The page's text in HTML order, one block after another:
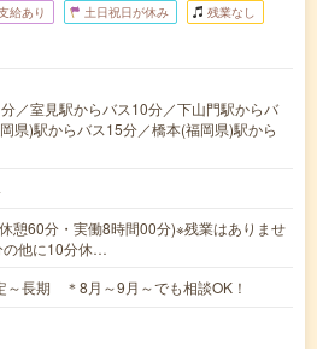
給あり 土日祝日が休み 残業なし
／室見駅からバス10分／下山門駅からバ
県)駅からバス15分／橋本(福岡県)駅から
憩60分・実働8時間00分)※残業はありませ
の他に10分休…
～長期 ＊8月～9月～でも相談OK！